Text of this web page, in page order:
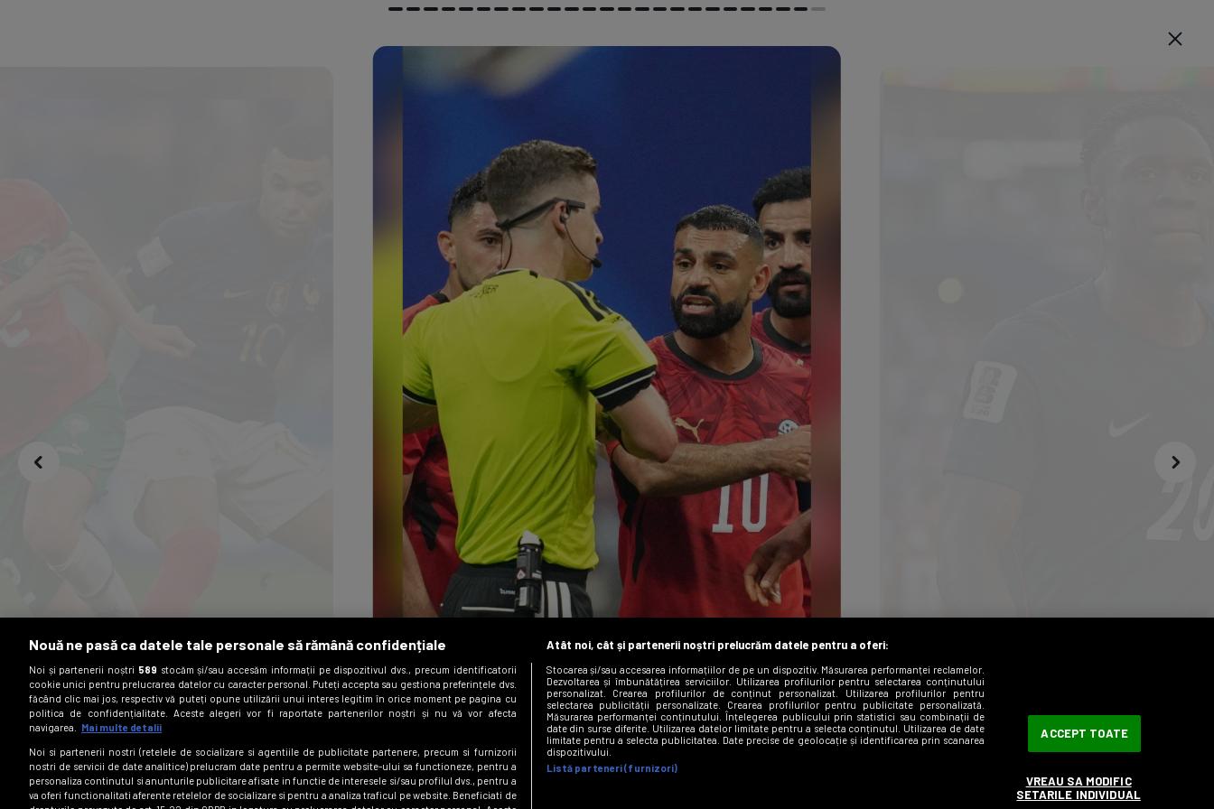
complet al sferturilor de finală
Mondial 2026
Egiptenii acuză arbitrajul din eșecul 2-
3 cu Argentina
Cifrele șocante ale lui
atacantul pentru care Trump
Nouă ne pasă ca datele tale personale să rămână confidențiale
Noi și partenerii noștri 589 stocăm și/sau accesăm informații pe dispozitivul dvs., precum identificatorii
cookie unici pentru prelucrarea datelor cu caracter personal. Puteți accepta sau gestiona preferințele dvs.
făcând clic mai jos, respectiv vă puteți opune utilizării unui interes legitim în orice moment pe pagina cu
politica de confidențialitate. Aceste alegeri vor fi raportate partenerilor noștri și nu vă vor afecta
navigarea.
Mai multe detalii
Noi si partenerii nostri (retelele de socializare si agentiile de publicitate partenere, precum si furnizorii
nostri de servicii de date analitice) prelucram date pentru a permite website-ului sa functioneze, pentru a
personaliza continutul si anunturile publicitare afisate in functie de interesele si/sau profilul dvs., pentru a
va oferi functionalitati aferente retelelor de socializare si pentru a analiza traficul pe website. Beneficiati de
Atât noi, cât și partenerii noștri prelucrăm datele pentru a oferi:
Stocarea și/sau accesarea informațiilor de pe un dispozitiv. Măsurarea performanței reclamelor.
Dezvoltarea și îmbunătățirea serviciilor. Utilizarea profilurilor pentru selectarea conținutului
personalizat. Crearea profilurilor de conținut personalizat. Utilizarea profilurilor pentru
selectarea publicității personalizate. Crearea profilurilor pentru publicitate personalizată.
Măsurarea performanței conținutului. Înțelegerea publicului prin statistici sau combinații de
date din surse diferite. Utilizarea datelor limitate pentru a selecta conținutul. Utilizarea de date
limitate pentru a selecta publicitatea. Date precise de geolocație și identificarea prin scanarea
dispozitivului.
Listă parteneri (furnizori)
ACCEPT TOATE
VREAU SA MODIFIC
SETARILE INDIVIDUAL